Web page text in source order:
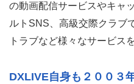
の動画配信サービスやキャ
ルトSNS、高級交際クラブ
トラブなど様々なサービス
DXLIVE自身も２００３